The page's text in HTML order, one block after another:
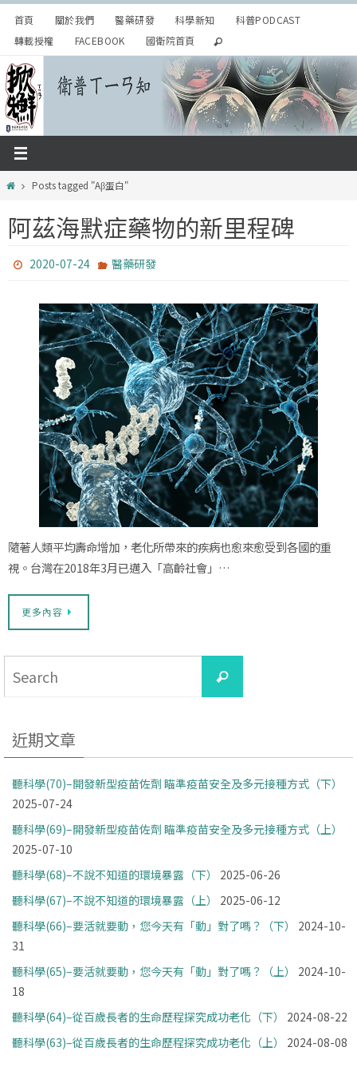
Skip
content
首頁 關於我們 醫藥研發 科學新知
科普PODCAST
轉載授權
FACEBOOK 國衛院首頁
HomePosts tagged "Aβ蛋白"
阿茲海默症藥物的新里程碑
2020-07-24 醫藥研發
隨著人類平均壽命增加，老化所帶來的疾病也愈來愈受到各國的重
視。台灣在2018年3月已邁入「高齡社會」…
更多內容
Search
近期文章
聽科學(70)–開發新型疫苗佐劑 瞄準疫苗安全及多元接種方式（下）
2025-07-24
聽科學(69)–開發新型疫苗佐劑 瞄準疫苗安全及多元接種方式（上）
2025-07-10
聽科學(68)–不說不知道的環境暴露（下）
2025-06-26
聽科學(67)–不說不知道的環境暴露（上）
2025-06-12
聽科學(66)–要活就要動，您今天有「動」對了嗎？（下）
2024-10-
31
聽科學(65)–要活就要動，您今天有「動」對了嗎？（上）
2024-10-
18
聽科學(64)–從百歲長者的生命歷程探究成功老化（下）
2024-08-22
聽科學(63)–從百歲長者的生命歷程探究成功老化（上）
2024-08-08